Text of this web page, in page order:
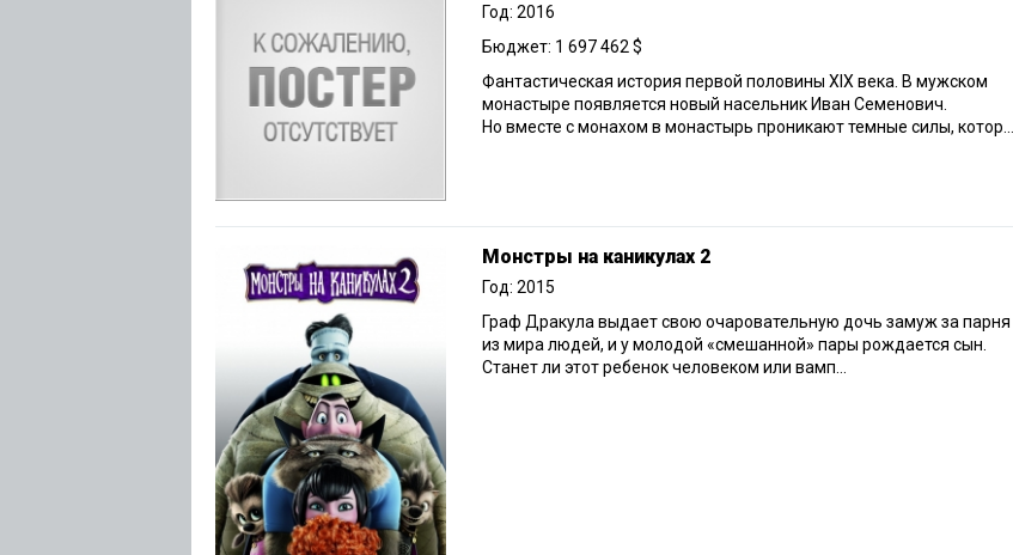
Год: 2016
Бюджет: 1 697 462 $
Фантастическая история первой половины XIX века. В мужском
монастыре появляется новый насельник Иван Семенович.
Но вместе с монахом в монастырь проникают темные силы, котор...
Монстры на каникулах 2
Год: 2015
Граф Дракула выдает свою очаровательную дочь замуж за парня
из мира людей, и у молодой «смешанной» пары рождается сын.
Станет ли этот ребенок человеком или вамп...